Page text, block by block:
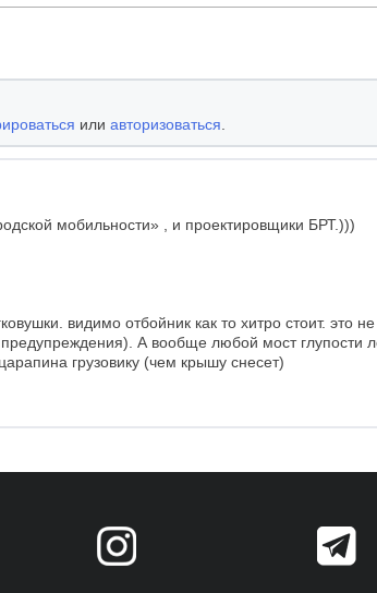
или авторизоваться
мобильности» , и проектировщики БРТ.)))
видимо отбойник как то хитро стоит. это
А вообще любой мост глупости
грузовику (чем крышу снесет)